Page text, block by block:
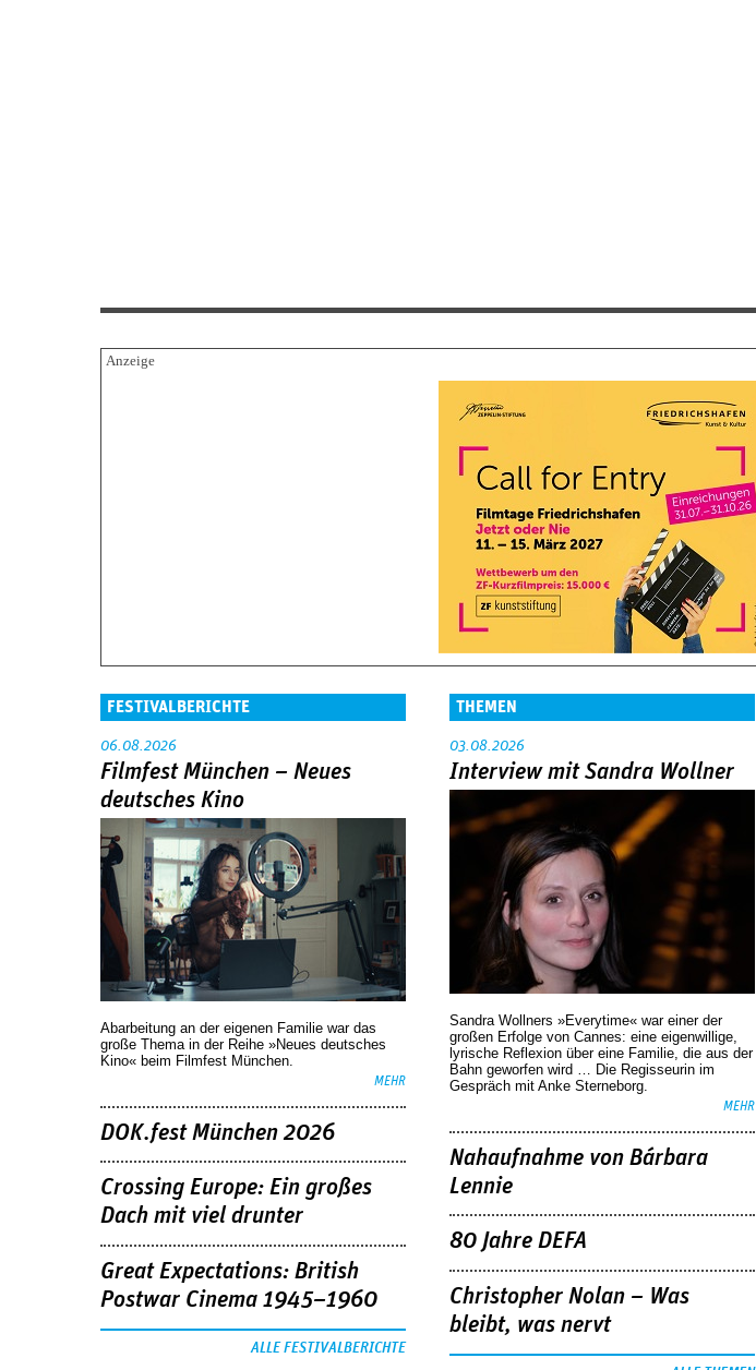
FESTIVALBERICHTE
06.08.2026
Filmfest München – Neues
deutsches Kino
Abarbeitung an der eigenen Familie war das
große Thema in der Reihe »Neues deutsches
Kino« beim Filmfest München.
MEHR
DOK.fest München 2026
Crossing Europe: Ein großes
Dach mit viel drunter
Great Expectations: British
Postwar Cinema 1945–1960
ALLE FESTIVALBERICHTE
THEMEN
03.08.2026
Interview mit Sandra Wollner
Sandra Wollners »Everytime« war einer der
großen Erfolge von Cannes: eine eigenwillige,
lyrische Reflexion über eine ­Familie, die aus der
Bahn geworfen wird … Die Regisseurin im
Gespräch mit Anke Sterneborg.
MEHR
Nahaufnahme von Bárbara
Lennie
80 Jahre DEFA
Christopher Nolan – Was
bleibt, was nervt